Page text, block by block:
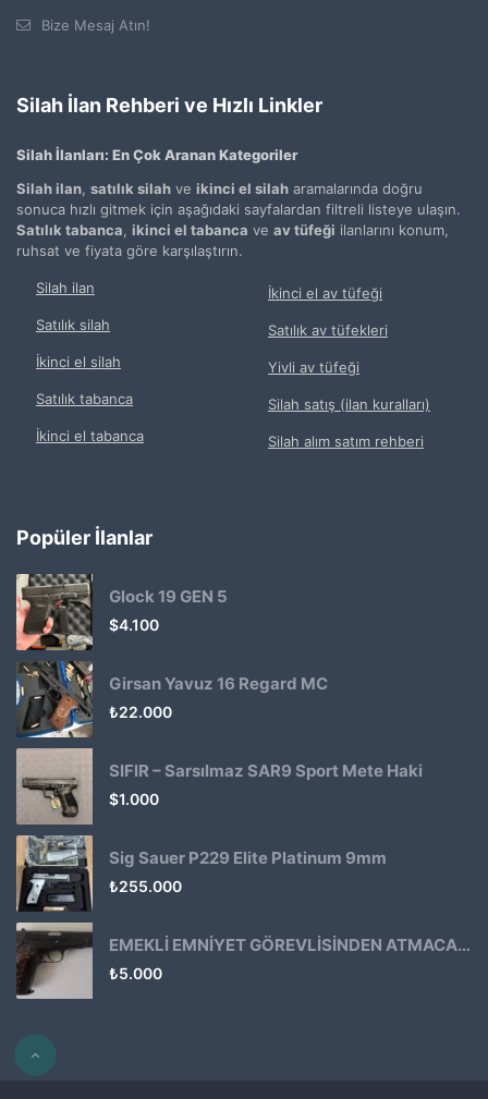
Bize Mesaj Atın!
Silah İlan Rehberi ve Hızlı Linkler
Silah İlanları: En Çok Aranan Kategoriler
Silah ilan satılık silah ve ikinci el silah aramalarında doğru
sonuca hızlı gitmek için aşağıdaki sayfalardan filtreli listeye ulaşın.
Satılık tabanca ikinci el tabanca ve av tüfeği ilanlarını konum,
ruhsat ve fiyata göre karşılaştırın.
Silah ilan
Satılık silah
İkinci el silah
Satılık tabanca
İkinci el tabanca
İkinci el av tüfeği
Satılık av tüfekleri
Yivli av tüfeği
Silah satış (ilan kuralları)
Silah alım satım rehberi
Popüler İlanlar
Glock 19 GEN 5
$4.100
Girsan Yavuz 16 Regard MC
₺22.000
SIFIR – Sarsılmaz SAR9 Sport Mete Haki
$1.000
Sig Sauer P229 Elite Platinum 9mm
₺255.000
EMEKLİ EMNİYET GÖREVLİSİNDEN ATMACA 53 KLASİK14
₺5.000